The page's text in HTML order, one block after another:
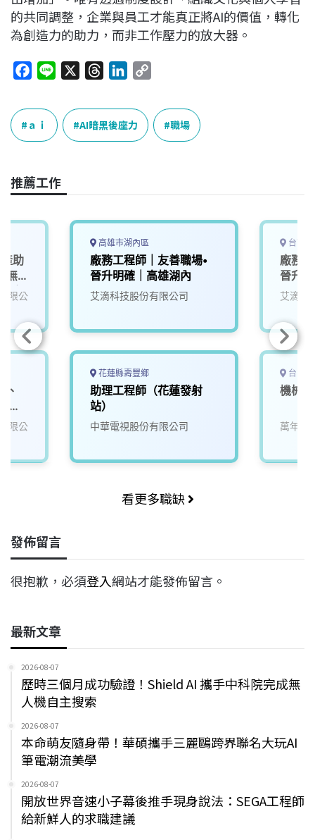
的共同調整，企業與員工才能真正將AI的價值，轉化
為創造力的助力，而非工作壓力的放大器。
c
e
b
o
k
e
r
e
a
n
k
e
n
y
k
ａｉ AI暗黑後座力 職場
推薦工作
助
無
舍)
視
限公
、
畢
限公
高雄市湖內區
廠務工程師｜友善職場•
晉升明確｜高雄湖內
艾滴科技股份有限公司
花蓮縣壽豐鄉
助理工程師（花蓮發射
站）
中華電視股份有限公司
台南
廠務
晉升
艾滴科
台中
機械
萬年清
看更多職缺
發佈留言
很抱歉，必須登入網站才能發佈留言。
最新文章
2026-08-07
歷時三個月成功驗證！Shield AI 攜手中科院完成無
人機自主搜索
2026-08-07
本命萌友隨身帶！華碩攜手三麗鷗跨界聯名大玩AI
筆電潮流美學
2026-08-07
開放世界音速小子幕後推手現身說法：SEGA工程師
給新鮮人的求職建議